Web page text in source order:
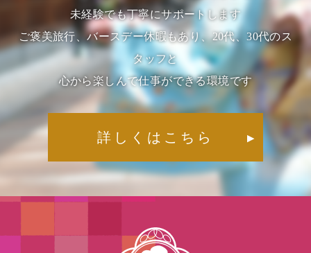
未経験でも丁寧にサポートします
ご褒美旅行、バースデー休暇もあり、20代、30代のス
タッフと
心から楽しんで仕事ができる環境です
詳しくはこちら ▶︎